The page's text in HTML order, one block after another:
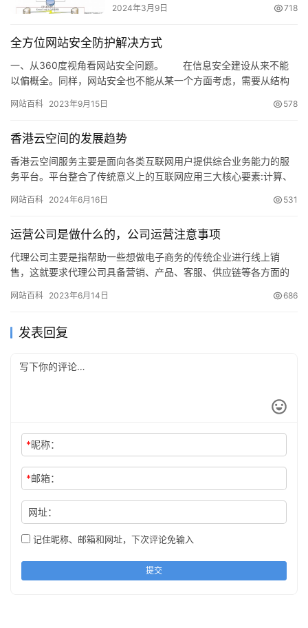
2024年3月9日 718
全方位网站安全防护解决方式
一、从360度视角看网站安全问题。 在信息安全建设从来不能
以偏概全。同样，网站安全也不能从某一个方面考虑，需要从结构
网站百科 2023年9月15日 578
香港云空间的发展趋势
香港云空间服务主要是面向各类互联网用户提供综合业务能力的服
务平台。平台整合了传统意义上的互联网应用三大核心要素:计算、
脑、…
网站百科 2024年6月16日 531
运营公司是做什么的，公司运营注意事项
代理公司主要是指帮助一些想做电子商务的传统企业进行线上销
售，这就要求代理公司具备营销、产品、客服、供应链等各方面的
种方式:…
网站百科 2023年6月14日 686
发表回复
*昵称：
*邮箱：
网址：
记住昵称、邮箱和网址，下次评论免输入
提交